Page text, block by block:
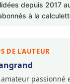
depuis 2017
à la
DE L'AUTEUR
passionné